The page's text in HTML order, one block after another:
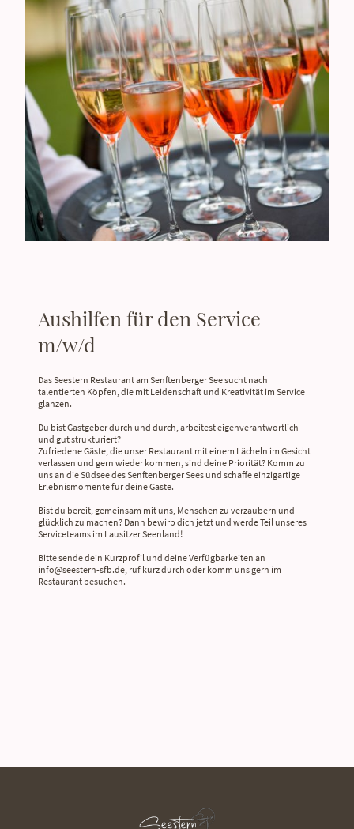
Aushilfen für den Service
m/w/d
Das Seestern Restaurant am Senftenberger See sucht nach
talentierten Köpfen, die mit Leidenschaft und Kreativität im Service
glänzen.
Du bist Gastgeber durch und durch, arbeitest eigenverantwortlich
und gut strukturiert?
Zufriedene Gäste, die unser Restaurant mit einem Lächeln im Gesicht
verlassen und gern wieder kommen, sind deine Priorität? Komm zu
uns an die Südsee des Senftenberger Sees und schaffe einzigartige
Erlebnismomente für deine Gäste.
Bist du bereit, gemeinsam mit uns, Menschen zu verzaubern und
glücklich zu machen? Dann bewirb dich jetzt und werde Teil unseres
Serviceteams im Lausitzer Seenland!
Bitte sende dein Kurzprofil und deine Verfügbarkeiten an
info@seestern-sfb.de, ruf kurz durch oder komm uns gern im
Restaurant besuchen.